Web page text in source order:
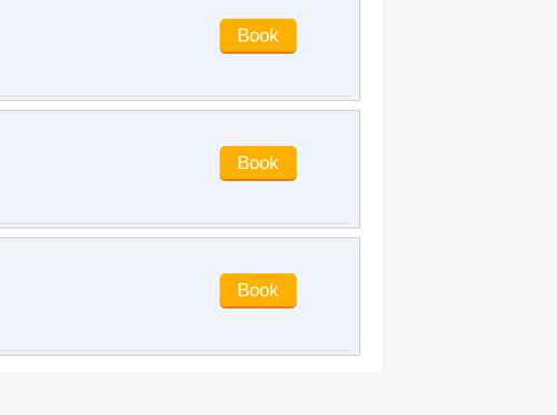
marks are given to all. You are
welcome to choose here
have high cost performance because
large, and the shower water is very
hot. The hotel is in the downtown
next to it for ten minutes. Opposite it is
chicken, which is in a good position.
:Good location,
take a bus directly from the opposite